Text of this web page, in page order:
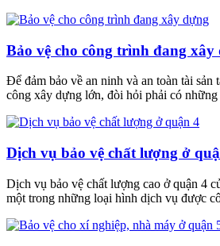
Bảo vệ cho công trình đang xây
Để đảm bảo về an ninh và an toàn tài sản
công xây dựng lớn, đòi hỏi phải có những
Dịch vụ bảo vệ chất lượng ở
Dịch vụ bảo vệ chất lượng cao ở quận 4
một trong những loại hình dịch vụ được